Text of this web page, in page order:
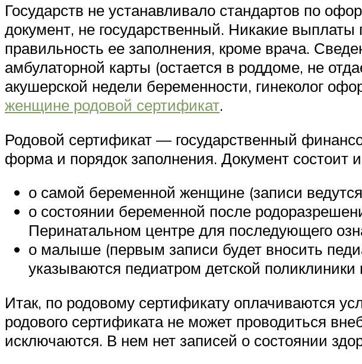
Государств не устанавливало стандартов по
документ, не государственный. Никакие
правильность ее заполнения, кроме врача.
амбулаторной карты (остается в роддоме, не
акушерской недели беременности, гинеколог
женщине родовой сертификат.
Родовой сертификат — государственный
форма и порядок заполнения. Документ
о самой беременной женщине (записи
о состоянии беременной после
Перинатальном центре для последующего
о малыше (первым записи будет вносить
указываются педиатром детской
Итак, по родовому сертификату оплачиваются
родового сертификата не может проводиться
исключаются. В нем нет записей о состоянии